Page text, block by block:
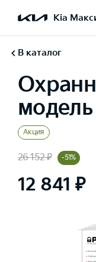
Kia
В каталог
Акция
26 152 ₽ -51%
12 841 ₽